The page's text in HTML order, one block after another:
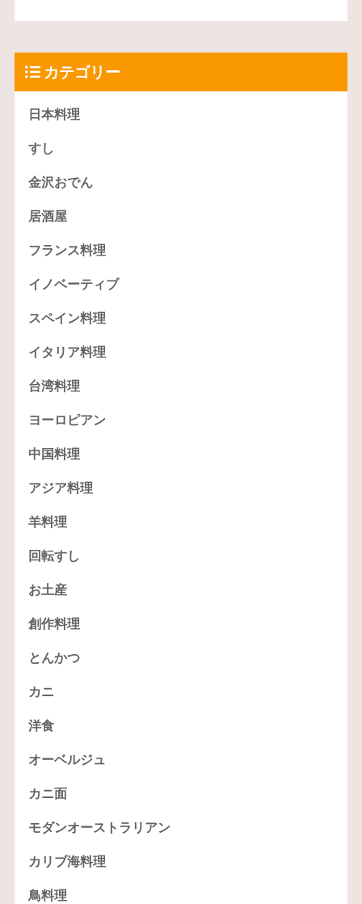
カテゴリー
日本料理
すし
金沢おでん
居酒屋
フランス料理
イノベーティブ
スペイン料理
イタリア料理
台湾料理
ヨーロピアン
中国料理
アジア料理
羊料理
回転すし
お土産
創作料理
とんかつ
カニ
洋食
オーベルジュ
カニ面
モダンオーストラリアン
カリブ海料理
鳥料理